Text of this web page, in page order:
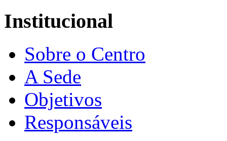
Institucional
Sobre o Centro
A Sede
Objetivos
Responsáveis